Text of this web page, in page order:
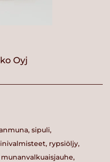
Oyj
sipuli,
rypsiöljy,